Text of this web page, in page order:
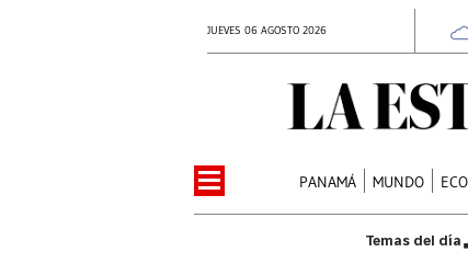
JUEVES 06 AGOSTO 2026
PANAMÁ MUNDO